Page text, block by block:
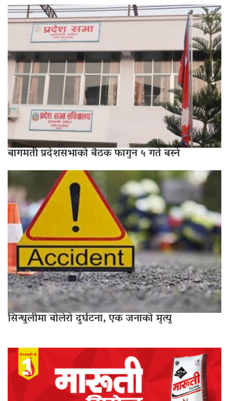
बागमती प्रदेशसभाको बैठक फागुन ५ गते बस्ने
सिन्धुलीमा बोलेरो दुर्घटना, एक जनाको मृत्यु